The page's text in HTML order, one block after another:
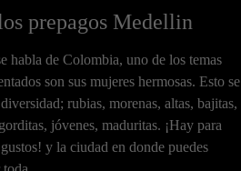
prepagos Medellin
habla de Colombia, uno de los temas
son sus mujeres hermosas. Esto se
rubias, morenas, altas, bajitas,
jóvenes, maduritas. ¡Hay para
y la ciudad en donde puedes